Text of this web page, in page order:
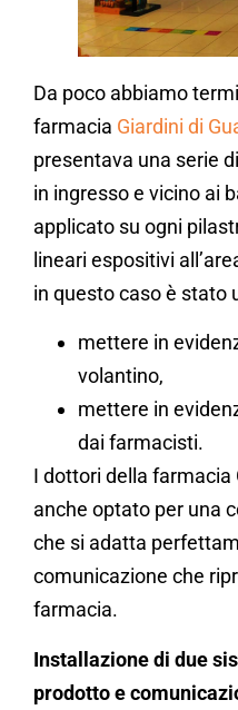
Da poco abbiamo
farmacia Giardini di
presentava una serie
in ingresso e vicino ai
applicato su ogni
lineari espositivi
in questo caso è stato
mettere in
volantino,
mettere in
dai farmacisti.
I dottori della farmacia
anche optato per una
che si adatta
comunicazione che
farmacia.
Installazione di due
prodotto e